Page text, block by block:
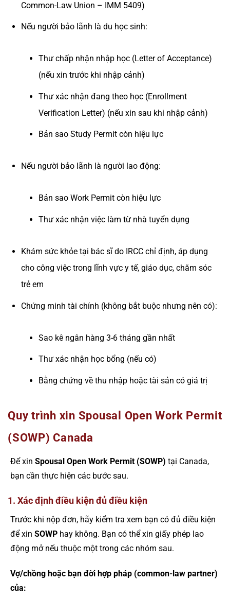
Common-Law Union – IMM 5409)
Nếu người bảo lãnh là du học sinh:
Thư chấp nhận nhập học (Letter of Acceptance)
(nếu xin trước khi nhập cảnh)
Thư xác nhận đang theo học (Enrollment
Verification Letter) (nếu xin sau khi nhập cảnh)
Bản sao Study Permit còn hiệu lực
Nếu người bảo lãnh là người lao động:
Bản sao Work Permit còn hiệu lực
Thư xác nhận việc làm từ nhà tuyển dụng
Khám sức khỏe tại bác sĩ do IRCC chỉ định, áp dụng
cho công việc trong lĩnh vực y tế, giáo dục, chăm sóc
trẻ em
Chứng minh tài chính (không bắt buộc nhưng nên có):
Sao kê ngân hàng 3-6 tháng gần nhất
Thư xác nhận học bổng (nếu có)
Bằng chứng về thu nhập hoặc tài sản có giá trị
Quy trình xin Spousal Open Work Permit
(SOWP) Canada
Để xin Spousal Open Work Permit (SOWP) tại Canada,
bạn cần thực hiện các bước sau.
1. Xác định điều kiện đủ điều kiện
Trước khi nộp đơn, hãy kiểm tra xem bạn có đủ điều kiện
để xin SOWP hay không. Bạn có thể xin giấy phép lao
động mở nếu thuộc một trong các nhóm sau.
Vợ/chồng hoặc bạn đời hợp pháp (common-law partner)
của: